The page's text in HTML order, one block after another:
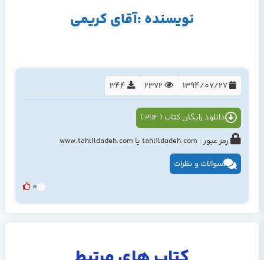
نویسنده :آقای کریمی
1394/07/27
344
دانلود رایگان کتاب ( PDF )
رمز عبور : tahlildadeh.com یا www.tahlildadeh.com
سوالات و نظرات
0